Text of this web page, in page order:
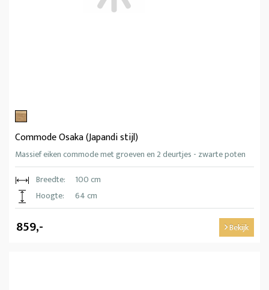
Commode Osaka (Japandi stijl)
Massief eiken commode met groeven en 2 deurtjes - zwarte poten
Breedte:
100 cm
Hoogte:
64 cm
859,- Bekijk